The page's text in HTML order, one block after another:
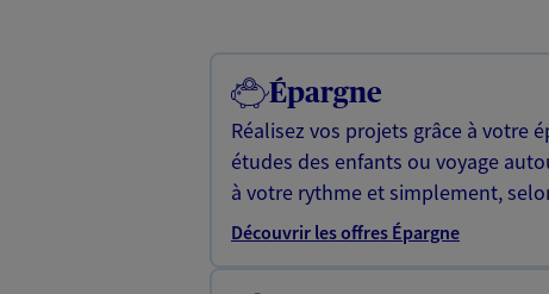
Épargne
Réalisez vos projets grâce à votre
études des enfants ou voyage
à votre rythme et simplement,
Découvrir les offres Épargne